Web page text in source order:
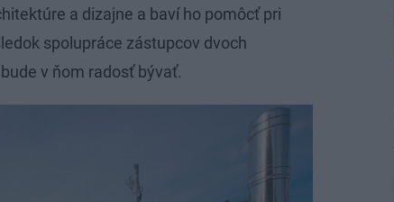
a dizajne a baví ho pomôcť pri
spolupráce zástupcov dvoch
v ňom radosť bývať.